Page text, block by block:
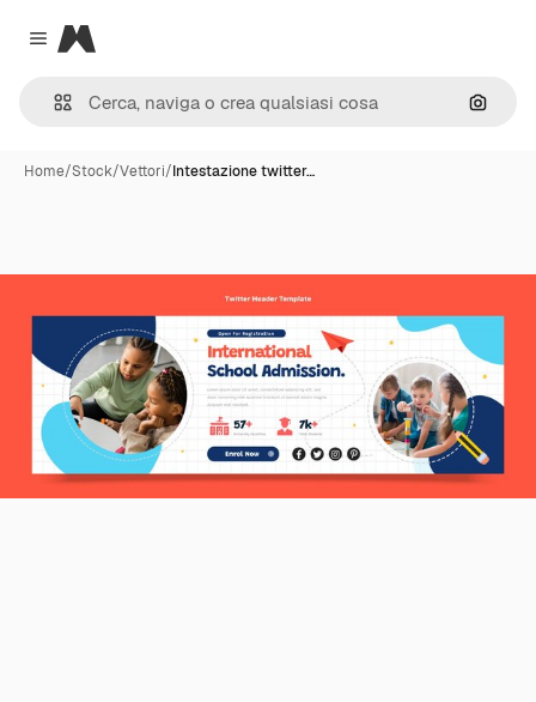
Close menu
Magnific
Cerca
Home/Stock/Vettori/Intestazione twitter…